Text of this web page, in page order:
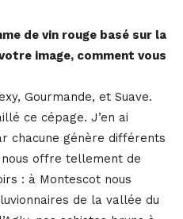
de vin rouge basé sur la
image, comment vous
Gourmande, et Suave.
ce cépage. J’en ai
chacune génère différents
offre tellement de
: à Montescot nous
de la vallée du